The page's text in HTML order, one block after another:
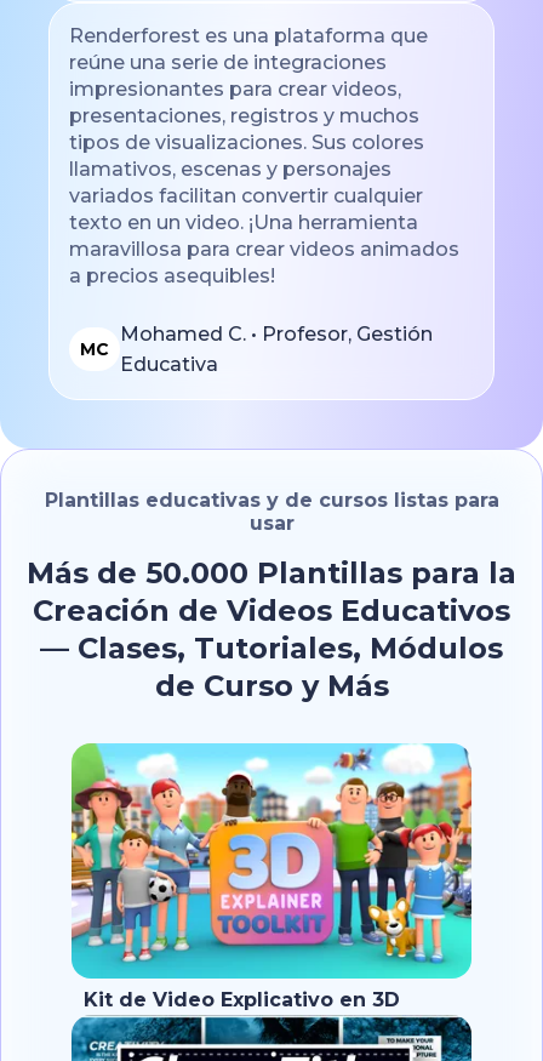
Renderforest es una plataforma que
reúne una serie de integraciones
impresionantes para crear videos,
presentaciones, registros y muchos
tipos de visualizaciones. Sus colores
llamativos, escenas y personajes
variados facilitan convertir cualquier
texto en un video. ¡Una herramienta
maravillosa para crear videos animados
a precios asequibles!
MC
Mohamed C. • Profesor, Gestión
Educativa
Plantillas educativas y de cursos listas para
usar
Más de 50.000 Plantillas para la
Creación de Videos Educativos
— Clases, Tutoriales, Módulos
de Curso y Más
Kit de Video Explicativo en 3D